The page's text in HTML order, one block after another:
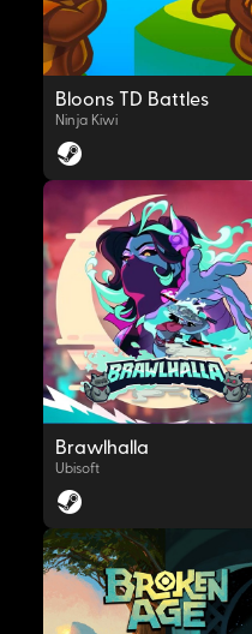
OYNAT
Bloons TD Battles
Ninja Kiwi
OYNAT
Brawlhalla
Ubisoft